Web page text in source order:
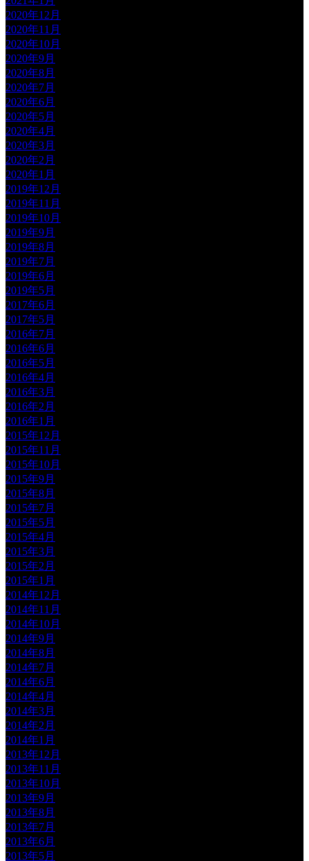
2020年12月
2020年11月
2020年10月
2020年9月
2020年8月
2020年7月
2020年6月
2020年5月
2020年4月
2020年3月
2020年2月
2020年1月
2019年12月
2019年11月
2019年10月
2019年9月
2019年8月
2019年7月
2019年6月
2019年5月
2017年6月
2017年5月
2016年7月
2016年6月
2016年5月
2016年4月
2016年3月
2016年2月
2016年1月
2015年12月
2015年11月
2015年10月
2015年9月
2015年8月
2015年7月
2015年5月
2015年4月
2015年3月
2015年2月
2015年1月
2014年12月
2014年11月
2014年10月
2014年9月
2014年8月
2014年7月
2014年6月
2014年4月
2014年3月
2014年2月
2014年1月
2013年12月
2013年11月
2013年10月
2013年9月
2013年8月
2013年7月
2013年6月
2013年5月